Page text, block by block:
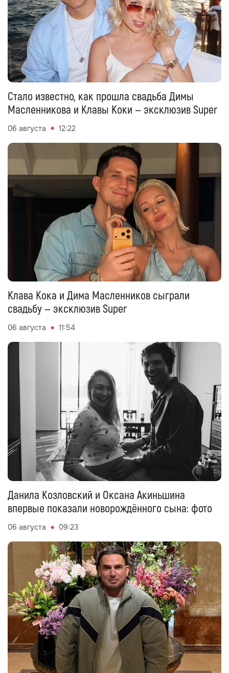
Стало известно, как прошла свадьба Димы
Масленникова и Клавы Коки — эксклюзив Super
06 августа 12:22
Клава Кока и Дима Масленников сыграли
свадьбу — эксклюзив Super
06 августа 11:54
Данила Козловский и Оксана Акиньшина
впервые показали новорождённого сына: фото
06 августа 09:23